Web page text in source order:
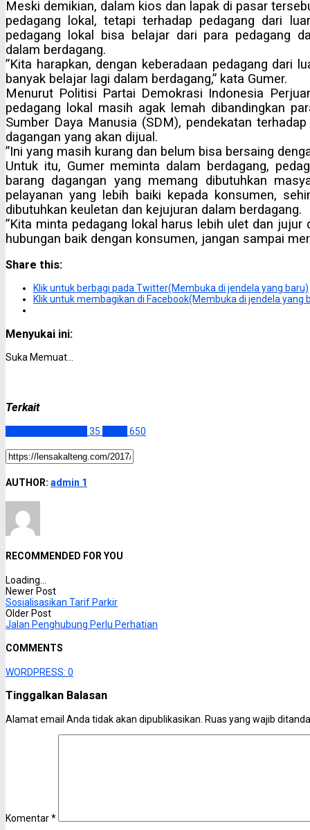
Meski demikian, dalam kios dan lapak di pasar
pedagang lokal, tetapi terhadap pedagang dari
pedagang lokal bisa belajar dari para pedagang
dalam berdagang.
”Kita harapkan, dengan keberadaan pedagang dari
banyak belajar lagi dalam berdagang,” kata Gumer.
Menurut Politisi Partai Demokrasi Indonesia
pedagang lokal masih agak lemah dibandingkan
Sumber Daya Manusia (SDM), pendekatan
dagangan yang akan dijual.
”Ini yang masih kurang dan belum bisa bersaing
Untuk itu, Gumer meminta dalam berdagang,
barang dagangan yang memang dibutuhkan
pelayanan yang lebih baiki kepada konsumen,
dibutuhkan keuletan dan kejujuran dalam berdagang.
”Kita minta pedagang lokal harus lebih ulet dan
hubungan baik dengan konsumen, jangan sampai
Share this:
Klik untuk berbagi pada Twitter(Membuka di jendela yang baru)
Klik untuk membagikan di Facebook(Membuka di jendela yang
Menyukai ini:
Suka Memuat...
Terkait
35 650
AUTHOR: admin 1
RECOMMENDED FOR YOU
Loading...
Newer Post
Sosialisasikan Tarif Parkir
Older Post
Jalan Penghubung Perlu Perhatian
COMMENTS
WORDPRESS: 0
Tinggalkan Balasan
Alamat email Anda tidak akan dipublikasikan. Ruas yang wajib
Komentar*